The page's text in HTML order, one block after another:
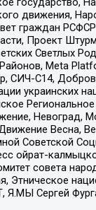
движения,
граждан
Проект
Светлых
Meta
СИЧ-С14,
украинских
Невоград,
Весна,
Советской
ойрат-
совета
Этническое
Я.МЫ Сергей